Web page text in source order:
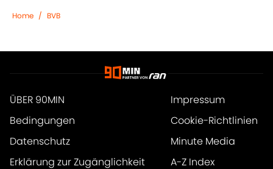
Home / BVB
ÜBER 90MIN
Impressum
Bedingungen
Cookie-Richtlinien
Datenschutz
Minute Media
Erklärung zur Zugänglichkeit
A-Z Index